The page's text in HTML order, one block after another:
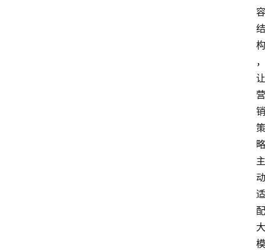
容
结
构
，
让
营
销
策
略
主
动
适
配
大
模